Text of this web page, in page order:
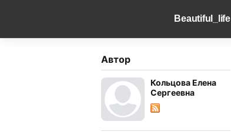
Beautiful_life
Автор
Кольцова Елена
Сергеевна